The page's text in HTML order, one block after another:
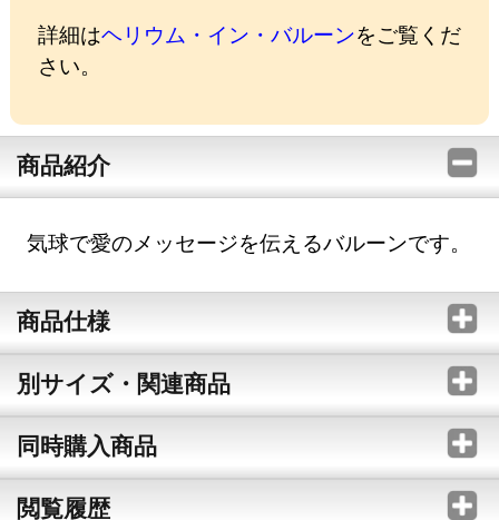
詳細はヘリウム・イン・バルーンをご覧くだ
さい。
商品紹介
気球で愛のメッセージを伝えるバルーンです。
商品仕様
別サイズ・関連商品
同時購入商品
閲覧履歴